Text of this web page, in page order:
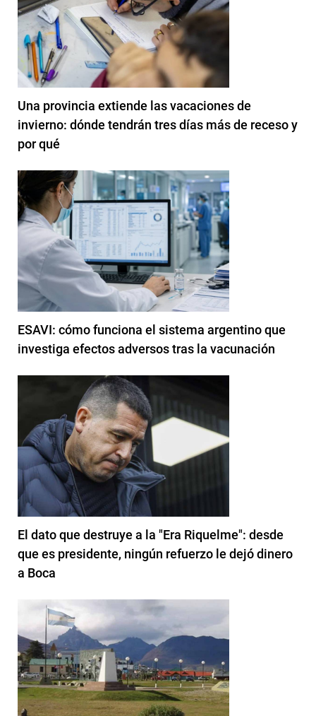
Una provincia extiende las vacaciones de
invierno: dónde tendrán tres días más de receso y
por qué
ESAVI: cómo funciona el sistema argentino que
investiga efectos adversos tras la vacunación
El dato que destruye a la "Era Riquelme": desde
que es presidente, ningún refuerzo le dejó dinero
a Boca